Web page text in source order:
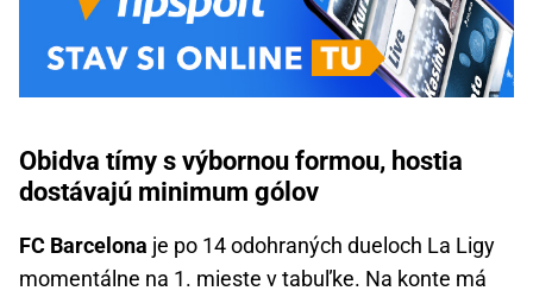
Obidva tímy s výbornou formou, hostia
dostávajú minimum gólov
FC Barcelona je po 14 odohraných dueloch La Ligy
momentálne na 1. mieste v tabuľke. Na konte má